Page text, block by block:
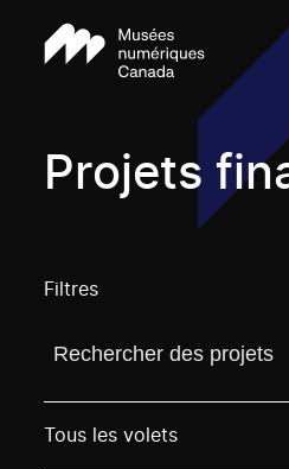
Projets
Filtres
Trouvez un projetVous
Tous les volets